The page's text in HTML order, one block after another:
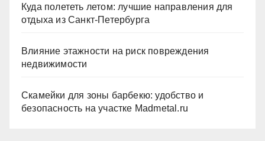
Куда полететь летом: лучшие направления для
отдыха из Санкт-Петербурга
Влияние этажности на риск повреждения
недвижимости
Скамейки для зоны барбекю: удобство и
безопасность на участке Madmetal.ru